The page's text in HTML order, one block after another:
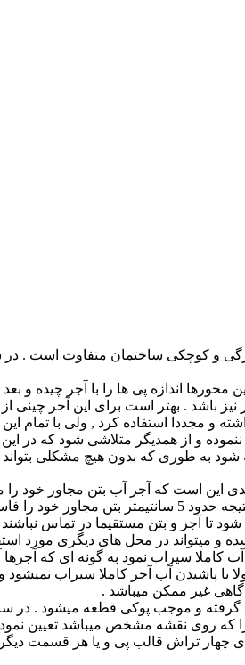
و کوچکی ساختمان متفاوت است . در
محورها اندازه پی ها را با آجر چیده و
میتواند حتی تا 10 سانتیمتر نیز باشد . بهتر است
و مجددا استفاده کرد , ولی با
و از همدیگر متلاشی شود که در
شود به طوری که بدون هیچ مشکلی بتواند
این است که آجر آب بتن مجاور خود را
شیمیایی را در ان متوقف مینماید و در نتیجه حدود
شود تا آجر و بتن مستقیما در تماس
و میتواند در محل های دیگری مورد
کاملا سیراب نمود به گونه ای که
با پاشیدن آب آجر کاملا سیراب
غیر ممکن میباشد .
و موجب پوکی قطعه میشود . در
که روی نقشه مشخص میباشد تعیین نموده
چهار تراش قالب پی و یا هر قسمت